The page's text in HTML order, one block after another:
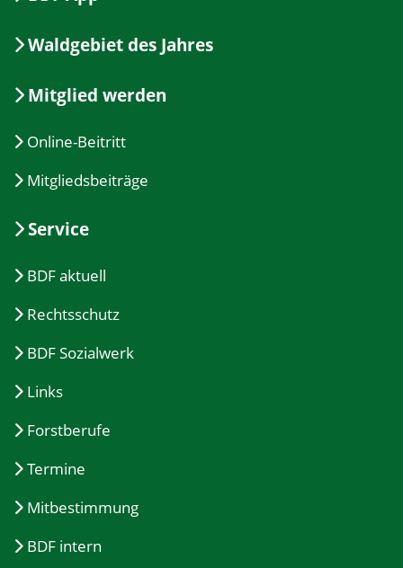
Waldgebiet des Jahres
Mitglied werden
Online-Beitritt
Mitgliedsbeiträge
Service
BDF aktuell
Rechtsschutz
BDF Sozialwerk
Links
Forstberufe
Termine
Mitbestimmung
BDF intern